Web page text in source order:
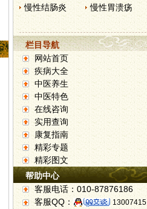
慢性结肠炎
慢性胃溃疡
栏目导航
网站首页
疾病大全
中医养生
中医特色
在线咨询
实用查询
康复指南
精彩专题
精彩图文
帮助中心
客服电话：010-87876186
客服QQ：
13007415